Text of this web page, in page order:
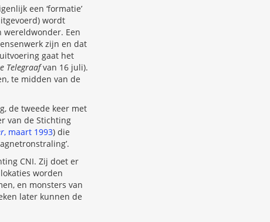
een ‘formatie’
wordt
Een
zijn en dat
gaat het
Telegraafvan 16 juli).
te midden van de
de tweede keer met
van de Stichting
, maart 1993) die
CNI. Zij doet er
worden
en monsters van
later kunnen de